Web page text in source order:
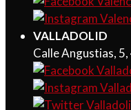
VALLADOLID
Calle Angustias,